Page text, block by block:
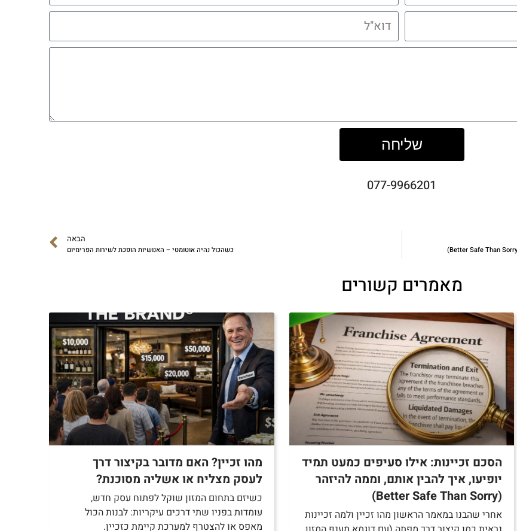
שליחה
077-9966201
הבאה
כשהכול נהיה אוטומטי – האנושיות הופכת לשירות הפרימיום
מאמרים קשורים
הסכם זכיינות: אילו סעיפים כמעט תמיד
יופיעו, איך להבין אותם, וממה להיזהר
(Better Safe Than Sorry)
אחרי שהבנו במאמר הראשון מהו זכיין ולמה זכיינות
מהו זכיין? האם מדובר בקיצור דרך
לעסק מצליח או אשליה מסוכנת?
כשיזם בתחום המזון שוקל לפתוח עסק חדש,
עומדות בפניו שתי דרכים עיקריות: לבנות הכול
מאפס או להצטרף למערכת קיימת כזכיין.